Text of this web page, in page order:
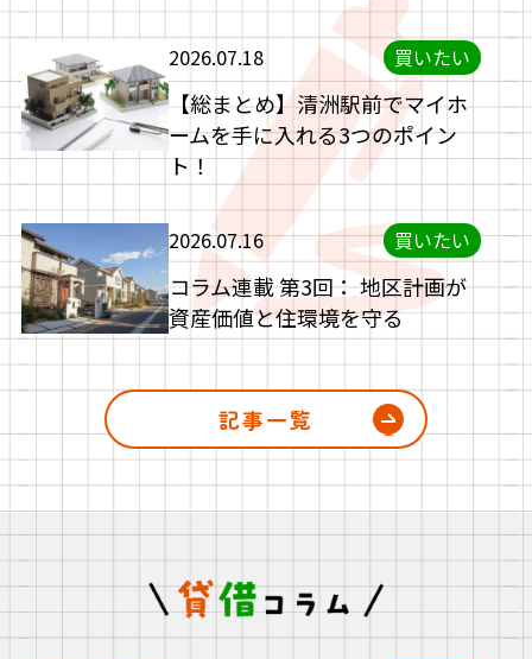
2026.07.18 買いたい
【総まとめ】清洲駅前でマイホ
ームを手に入れる3つのポイン
ト！
2026.07.16 買いたい
コラム連載 第3回： 地区計画が
資産価値と住環境を守る
記事一覧